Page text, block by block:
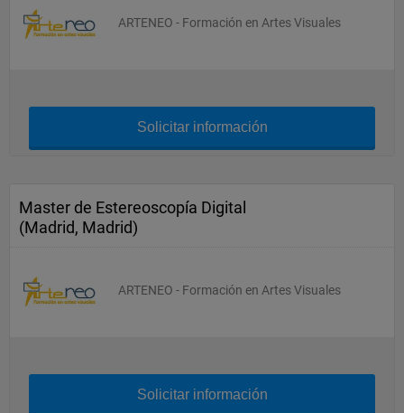
ARTENEO - Formación en Artes Visuales
Solicitar información
Master de Estereoscopía Digital
(Madrid, Madrid)
ARTENEO - Formación en Artes Visuales
Solicitar información